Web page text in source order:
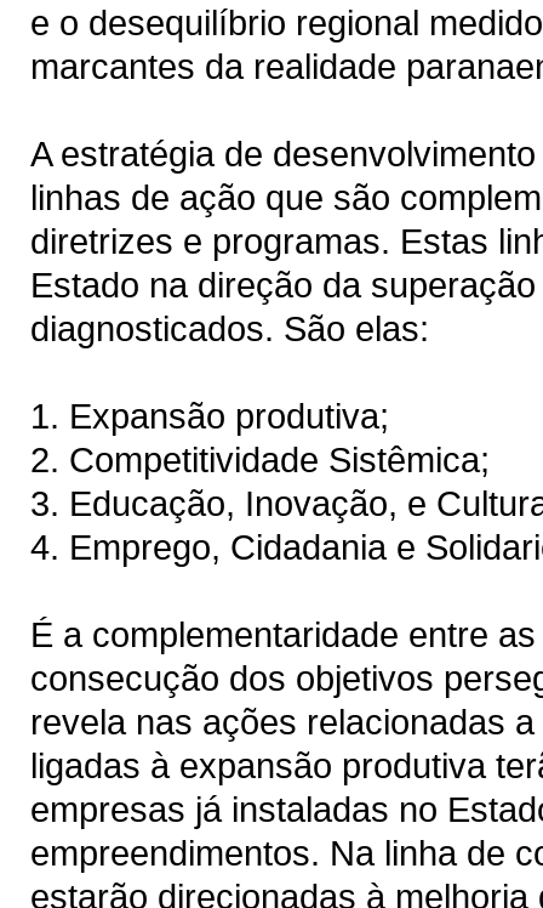
e o desequilíbrio regional
marcantes da realidade
A estratégia de
linhas de ação que são
diretrizes e programas. Estas
Estado na direção da
diagnosticados. São elas:
1. Expansão produtiva;
2. Competitividade Sistêmica;
3. Educação, Inovação, e
4. Emprego, Cidadania e
É a complementaridade entre
consecução dos objetivos
revela nas ações relacionadas
ligadas à expansão produtiva
empresas já instaladas no
empreendimentos. Na linha de
estarão direcionadas à